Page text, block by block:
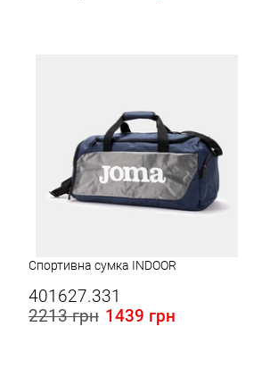
Спортивна сумка INDOOR
401627.331
2213 грн 1439 грн